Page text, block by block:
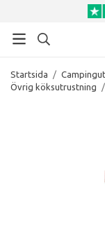
Startsida /
Övrig köksutrustning
/